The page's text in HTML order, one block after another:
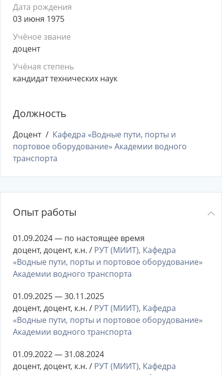
Дата рождения
03 июня 1975
Учёное звание
доцент
Учёная степень
кандидат технических наук
Должность
Доцент
Кафедра «Водные пути, порты и
портовое оборудование» Академии водного
транспорта
Опыт работы
01.09.2024 — по настоящее время
доцент, доцент, к.н. / РУТ (МИИТ), Кафедра
«Водные пути, порты и портовое оборудование»
Академии водного транспорта
01.09.2025 — 30.11.2025
доцент, доцент, к.н. / РУТ (МИИТ), Кафедра
«Водные пути, порты и портовое оборудование»
Академии водного транспорта
01.09.2022 — 31.08.2024
доцент, доцент, к.н. / РУТ (МИИТ), Кафедра